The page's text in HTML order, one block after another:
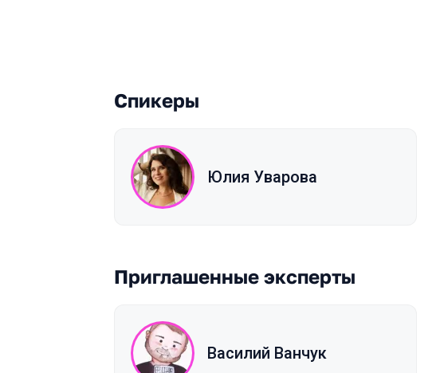
Спикеры
Юлия Уварова
Приглашенные эксперты
Василий Ванчук